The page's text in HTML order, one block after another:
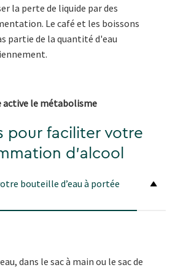
la perte de liquide par des
Le café et les boissons
partie de la quantité d'eau
active le métabolisme
pour faciliter votre
d'alcool
bouteille d’eau à portée
dans le sac à main ou le sac de